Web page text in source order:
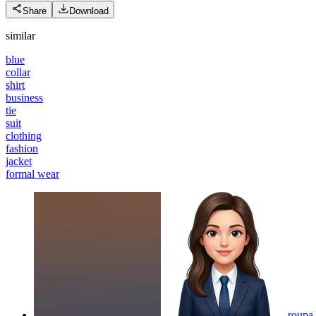
Share Download
similar
blue
collar
shirt
business
tie
suit
clothing
fashion
jacket
formal wear